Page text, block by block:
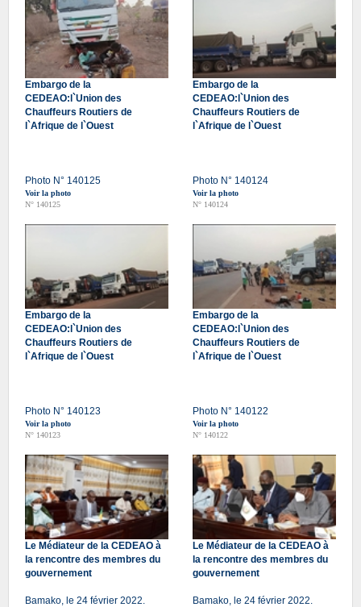
Embargo de la
CEDEAO:l`Union des
Chauffeurs Routiers de
l`Afrique de l`Ouest
Photo N° 140125
Voir la photo
N° 140125
Embargo de la
CEDEAO:l`Union des
Chauffeurs Routiers de
l`Afrique de l`Ouest
Photo N° 140124
Voir la photo
N° 140124
Embargo de la
CEDEAO:l`Union des
Chauffeurs Routiers de
l`Afrique de l`Ouest
Photo N° 140123
Voir la photo
N° 140123
Embargo de la
CEDEAO:l`Union des
Chauffeurs Routiers de
l`Afrique de l`Ouest
Photo N° 140122
Voir la photo
N° 140122
Le Médiateur de la CEDEAO à
la rencontre des membres du
gouvernement
Bamako, le 24 février 2022.
Le Médiateur de la CEDEAO à
la rencontre des membres du
gouvernement
Bamako, le 24 février 2022.